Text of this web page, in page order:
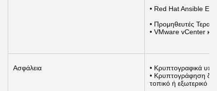
• Red Hat Ansible
• Προμηθευτές
• VMware vCenter
Ασφάλεια
• Κρυπτογραφικά
• Κρυπτογράφηση
τοπικό ή εξωτερικό